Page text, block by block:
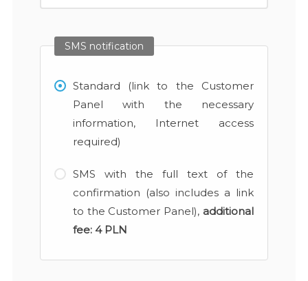
SMS notification
Standard (link to the Customer
Panel with the necessary
information, Internet access
required)
SMS with the full text of the
confirmation (also includes a link
to the Customer Panel), additional
fee: 4 PLN